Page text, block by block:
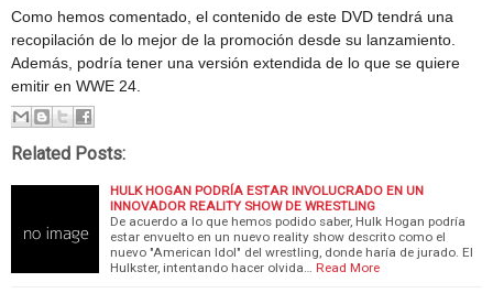
Como hemos comentado, el contenido de este DVD tendrá una
recopilación de lo mejor de la promoción desde su lanzamiento.
Además, podría tener una versión extendida de lo que se quiere
emitir en WWE 24.
Related Posts:
HULK HOGAN PODRÍA ESTAR INVOLUCRADO EN UN
INNOVADOR REALITY SHOW DE WRESTLING
De acuerdo a lo que hemos podido saber, Hulk Hogan podría
estar envuelto en un nuevo reality show descrito como el
nuevo "American Idol" del wrestling, donde haría de jurado. El
Hulkster, intentando hacer olvida…
Read More